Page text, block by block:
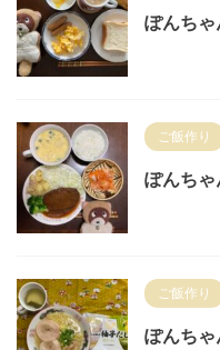
ぽんちゃ
ご飯作り
ぽんち
ご飯作り
ぽんち